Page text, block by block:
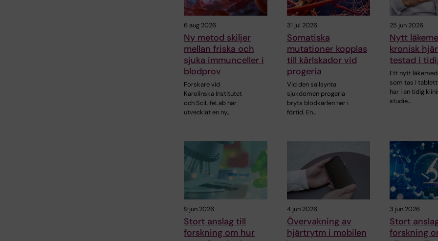
6 aug 2026
Ny metod skiljer
mellan friska och
sjuka immunceller i
blodprov
Forskare vid
Karolinska Institutet
och SciLifeLab har
utvecklat en ny…
31 jul 2026
Somatiska
mutationer kopplas
till kärlskador vid
progeria
Vid den sällsynta
sjukdomen progeria
bryts blodkärlen ner i
förtid. En…
25 jun 2026
Nytt
kronisk
testad i
Ett nytt
som tas i
har i en tidig
studie…
9 jun 2026
Stort anslag till
forskning om hur
4 jun 2026
Övervakning av
hjärtrytm i mobilen
3 jun 2026
Stort
forskning